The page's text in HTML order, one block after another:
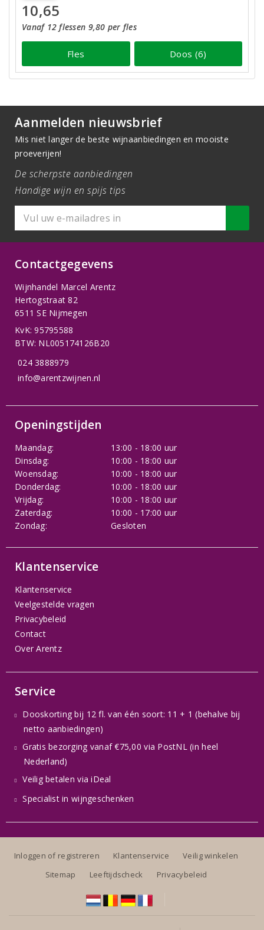
10,65
Vanaf 12 flessen 9,80 per fles
Fles Doos (6)
Aanmelden nieuwsbrief
Mis niet langer de beste wijnaanbiedingen en mooiste
proeverijen!
De scherpste aanbiedingen
Handige wijn en spijs tips
Contactgegevens
Wijnhandel Marcel Arentz
Hertogstraat 82
6511 SE Nijmegen
KvK: 95795588
BTW: NL005174126B20
024 3888979
info@arentzwijnen.nl
Openingstijden
Maandag:
13:00 - 18:00 uur
Dinsdag:
10:00 - 18:00 uur
Woensdag:
10:00 - 18:00 uur
Donderdag:
10:00 - 18:00 uur
Vrijdag:
10:00 - 18:00 uur
Zaterdag:
10:00 - 17:00 uur
Zondag:
Gesloten
Klantenservice
Klantenservice
Veelgestelde vragen
Privacybeleid
Contact
Over Arentz
Service
Dooskorting bij 12 fl. van één soort: 11 + 1 (behalve bij
netto aanbiedingen)
Gratis bezorging vanaf €75,00 via PostNL (in heel
Nederland)
Veilig betalen via iDeal
Specialist in wijngeschenken
Inloggen of registreren Klantenservice
Veilig winkelen
Sitemap
Leeftijdscheck Privacybeleid